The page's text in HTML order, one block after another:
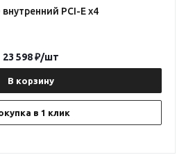
внутренний PCI-E x4
В корзину
в 1 клик
23 598₽/шт